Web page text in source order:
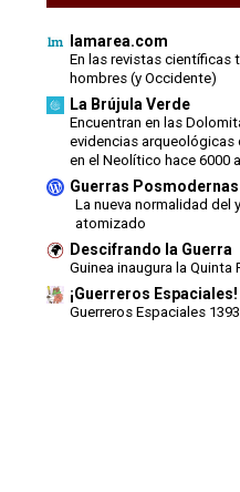
lamarea.com
En las revistas científicas
hombres (y Occidente)
La Brújula Verde
Encuentran en las
evidencias
en el Neolítico hace 6000
Guerras Posmodernas
La nueva normalidad del
atomizado
Descifrando la Guerra
Guinea inaugura la Quinta
¡Guerreros Espaciales!
Guerreros Espaciales 1393